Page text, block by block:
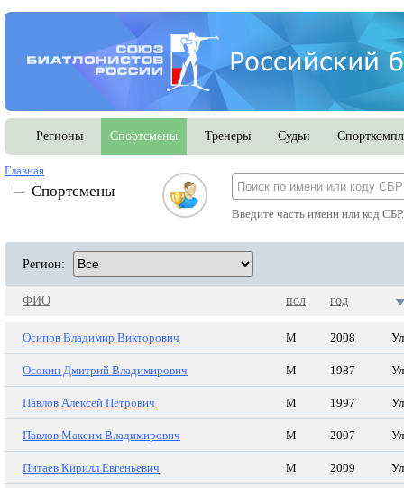
Регионы Спортсмены Тренеры Судьи
Главная
Спортсмены
Введите часть имени или код
Регион:
ФИО пол год
Осипов Владимир Викторович М 2008
Осокин Дмитрий Владимирович М 1987
Павлов Алексей Петрович М 1997
Павлов Максим Владимирович М 2007
Питаев Кирилл Евгеньевич М 2009